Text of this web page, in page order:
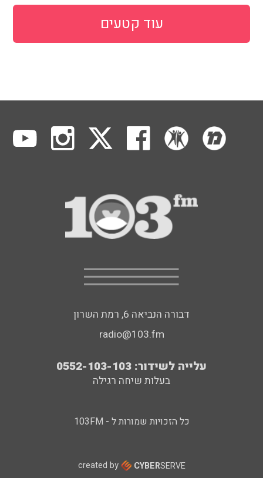
עוד קטעים
דבורה הנביאה 6, רמת השרון
radio@103.fm
עלייה לשידור: 0552-103-103
בעלות שיחה רגילה
כל הזכויות שמורות ל - 103FM
created by CYBERSERVE